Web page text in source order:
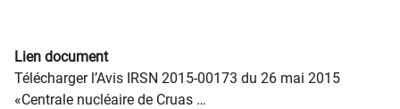
Lien document
Télécharger l’Avis IRSN 2015-00173 du 26 mai 2015
«Centrale nucléaire de Cruas …